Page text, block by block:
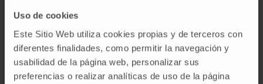
Uso de cookies
Este Sitio Web utiliza cookies propias y de terceros con
diferentes finalidades, como permitir la navegación y
usabilidad de la página web, personalizar sus
preferencias o realizar analíticas de uso de la página
¿Es lo mismo que un empiema
epidural?
En la práctica, sí. "Empiema" designa la
acumulación de pus en una cavidad anatómica